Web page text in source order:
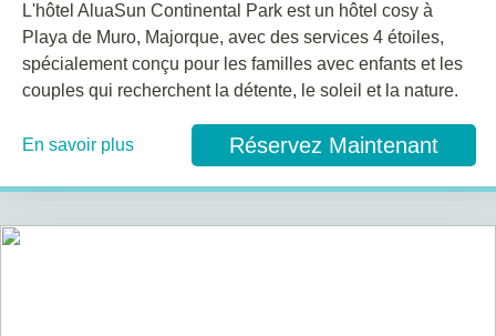
L'hôtel AluaSun Continental Park est un hôtel cosy à
Playa de Muro, Majorque, avec des services 4 étoiles,
spécialement conçu pour les familles avec enfants et les
couples qui recherchent la détente, le soleil et la nature.
En savoir plus Réservez Maintenant